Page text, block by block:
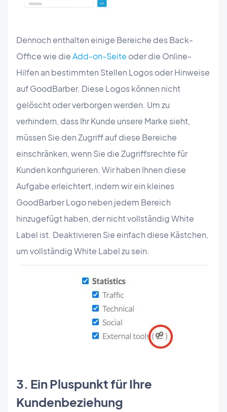
Dennoch enthalten einige Bereiche des Back-
Office wie dieAdd-on-Seite oder die Online-
Hilfen an bestimmten Stellen Logos oder Hinweise
auf GoodBarber. Diese Logos können nicht
gelöscht oder verborgen werden. Um zu
verhindern, dass Ihr Kunde unsere Marke sieht,
müssen Sie den Zugriff auf diese Bereiche
einschränken, wenn Sie die Zugriffsrechte für
Kunden konfigurieren. Wir haben Ihnen diese
Aufgabe erleichtert, indem wir ein kleines
GoodBarber Logo neben jedem Bereich
hinzugefügt haben, der nicht vollständig White
Label ist. Deaktivieren Sie einfach diese Kästchen,
um vollständig White Label zu sein.
3. Ein Pluspunkt für Ihre
Kundenbeziehung